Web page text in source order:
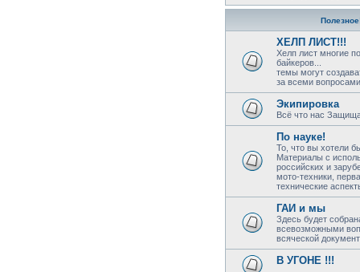
ХЕЛП ЛИСТ!!!
Хелп лист многие
байкеров...
темы могут
за всеми
Экипировка
Всё что нас
По науке!
То, что вы хотели
Материалы с
российских и
мото-техники,
технические
ГАИ и мы
Здесь будет
всевозможными
всяческой
В УГОНЕ !!!